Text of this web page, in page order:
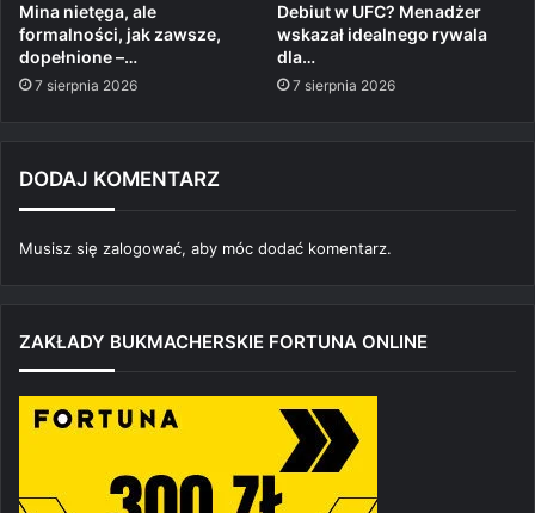
Mina nietęga, ale
formalności, jak zawsze,
dopełnione –…
7 sierpnia 2026
Debiut w UFC? Menadżer
wskazał idealnego rywala
dla…
7 sierpnia 2026
DODAJ KOMENTARZ
Musisz się zalogować, aby móc dodać komentarz.
ZAKŁADY BUKMACHERSKIE FORTUNA ONLINE